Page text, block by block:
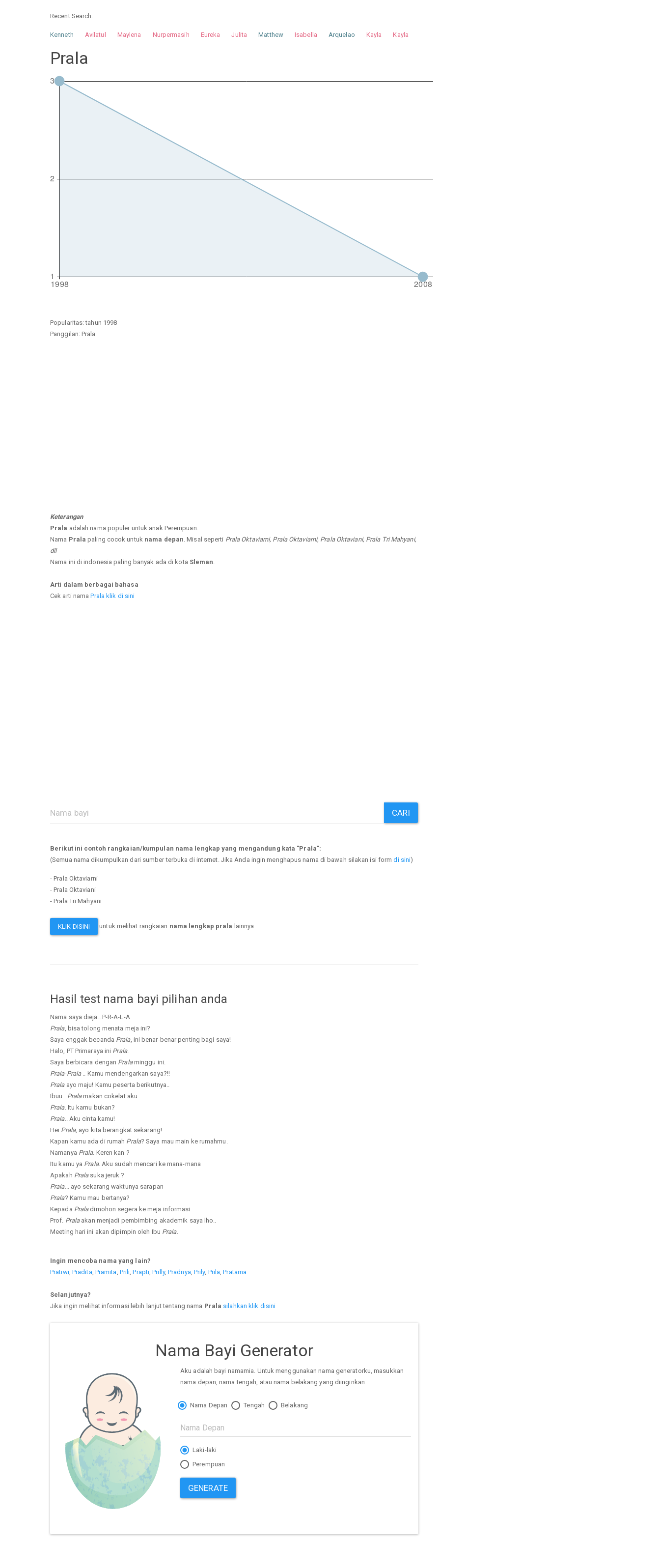
Recent Search:
Kenneth Avilatul Maylena Nurpermasih Eureka Julita Matthew Isabella Arquelao Kayla
Kayla
Prala
Popularitas: tahun 1998
Panggilan: Prala
Keterangan
Prala adalah nama populer untuk anak Perempuan.
Nama Prala paling cocok untuk nama depan . Misal seperti Prala Oktaviarni, Prala Oktaviarni, Prala Oktaviani, Prala Tri Mahyani,
dll
Nama ini di indonesia paling banyak ada di kota Sleman
Arti dalam berbagai bahasa
Cek arti namaPrala klik di sini
CARI
Berikut ini contoh rangkaian/kumpulan nama lengkap yang mengandung kata "Prala":
(Semua nama dikumpulkan dari sumber terbuka di internet. Jika Anda ingin menghapus nama di bawah silakan isi formdi sini)
- Prala Oktaviarni
- Prala Oktaviani
- Prala Tri Mahyani
KLIK DISINI untuk melihat rangkaian nama lengkap prala lainnya.
Hasil test nama bayi pilihan anda
Nama saya dieja.. P-R-A-L-A
Prala, bisa tolong menata meja ini?
Saya enggak becanda Prala, ini benar-benar penting bagi saya!
Halo, PT Primaraya ini Prala.
Saya berbicara dengan Pralaminggu ini.
Prala-Prala.. Kamu mendengarkan saya?!!
Pralaayo maju! Kamu peserta berikutnya..
Ibuu.. Pralamakan cokelat aku
Prala. Itu kamu bukan?
Prala.. Aku cinta kamu!
Hei Prala, ayo kita berangkat sekarang!
Kapan kamu ada di rumah Prala? Saya mau main ke rumahmu.
Namanya Prala. Keren kan ?
Itu kamu ya Prala. Aku sudah mencari ke mana-mana
Apakah Pralasuka jeruk ?
Prala... ayo sekarang waktunya sarapan
Prala? Kamu mau bertanya?
Kepada Praladimohon segera ke meja informasi
Prof. Pralaakan menjadi pembimbing akademik saya lho..
Meeting hari ini akan dipimpin oleh Ibu Prala.
Ingin mencoba nama yang lain?
Pratiwi, Pradita Pramita Prili ,Prapti ,Prilly,Pradnya Prily, Prila ,Pratama
Selanjutnya?
Jika ingin melihat informasi lebih lanjut tentang nama Prala silahkan klik disini
Nama Bayi Generator
Aku adalah bayi namamia. Untuk menggunakan nama generatorku, masukkan
nama depan, nama tengah, atau nama belakang yang diinginkan.
Nama Depan Tengah Belakang
Laki-laki
Perempuan
GENERATE